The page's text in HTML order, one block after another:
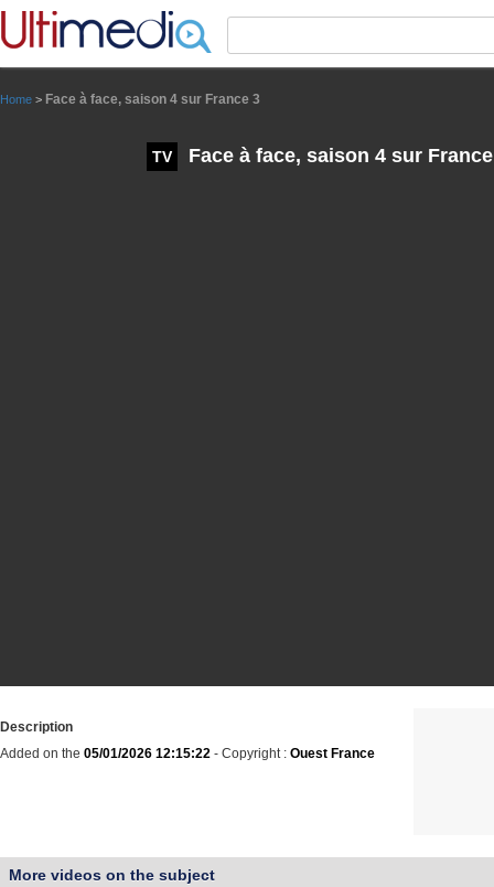
Home > Face à face, saison 4 sur France 3
TV Face à face, saison 4 sur
Description
Added on the 05/01/2026 12:15:22 - Copyright : Ouest France
More videos on the subject
Panneau de gestion des cookies